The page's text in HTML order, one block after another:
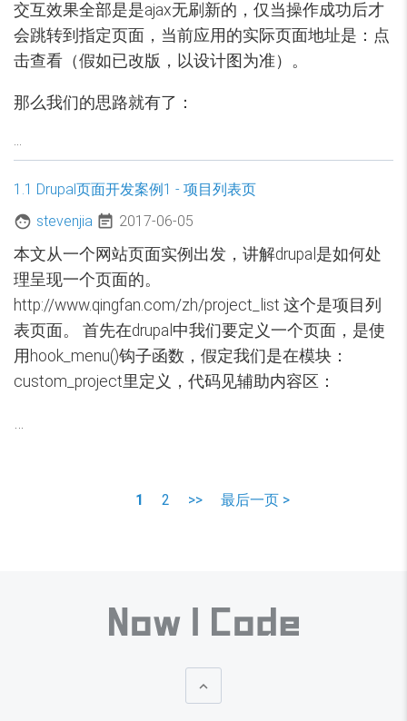
交互效果全部是是ajax无刷新的，仅当操作成功后才
会跳转到指定页面，当前应用的实际页面地址是：点
击查看（假如已改版，以设计图为准）。
那么我们的思路就有了：
…
1.1 Drupal页面开发案例1 - 项目列表页
stevenjia
2017-06-05
本文从一个网站页面实例出发，讲解drupal是如何处
理呈现一个页面的。
http://www.qingfan.com/zh/project_list 这个是项目列
表页面。 首先在drupal中我们要定义一个页面，是使
用hook_menu()钩子函数，假定我们是在模块：
custom_project里定义，代码见辅助内容区：
当
1 Page
2
下
>>
Last
最后一页 >
